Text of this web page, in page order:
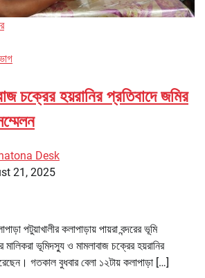
চক্রের হয়রানির প্রতিবাদে জমির
Desk
21, 2025
পটুয়াখালীর কলাপাড়ায় পায়রা বন্দরের ভূমি
ভূমিদস্যু ও মামলাবাজ চক্রের হয়রানির
গতকাল বুধবার বেলা ১২টায় কলাপাড়া […]